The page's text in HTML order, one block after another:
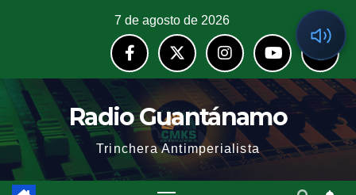
7 de agosto de 2026
Radio Guantánamo
Trinchera Antimperialista